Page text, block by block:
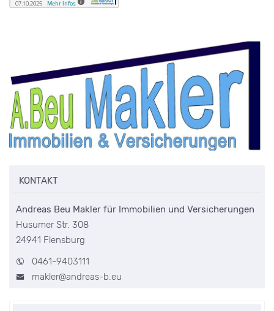
KONTAKT
Andreas Beu Makler für Immobilien und Versicherungen
Husumer Str. 308
24941 Flensburg
0461-9403111
makler@andreas-b.eu